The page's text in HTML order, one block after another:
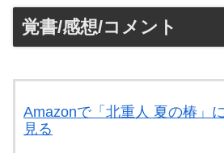
覚書/感想/コメント
Amazonで「北重人 夏の椿」
見る